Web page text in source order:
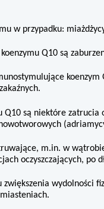
w przypadku:
Q10 są
Q10 są niektóre zatrucia
m.in. w
oczyszczających, po
zwiększenia wydolności